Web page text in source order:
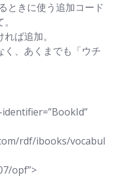
ときに使う追加コード
ば追加。
く、あくまでも「ウチ
rdf/ibooks/vocabul
opf”>